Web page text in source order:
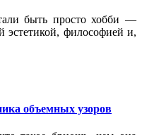
быть просто хобби —
эстетикой, философией и,
объемных узоров